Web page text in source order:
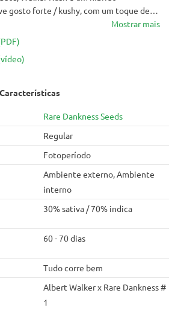
gosto forte / kushy, com um toque de
na inalação. Na expiração, é tudo
se bem alto ao redor. Faz um
o dia. Esta planta produz botões
e densos. Ela é um pouco elástica.
Mostrar mais
Rare Dankness Seeds
Regular
Fotoperíodo
Ambiente externo, Ambiente
interno
30% sativa / 70% indica
60 - 70 dias
Tudo corre bem
Albert Walker x Rare Dankness #
1